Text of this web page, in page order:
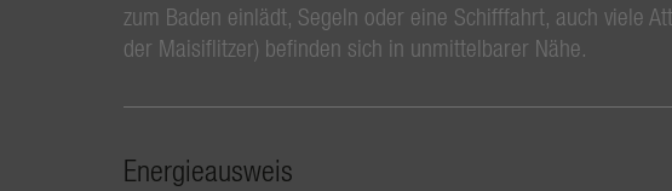
zum Baden einlädt, Segeln oder eine Schifffahrt, auch viele
der Maisiflitzer) befinden sich in unmittelbarer Nähe.
Energieausweis